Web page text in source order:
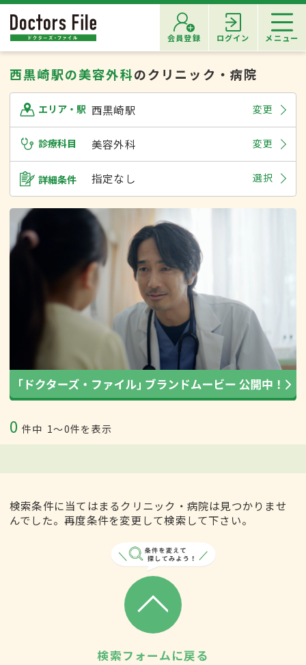
会員登録 ログイン メニュー
西黒崎駅の美容外科のクリニック・病院
エリア・駅 西黒崎駅 変更
診療科目 美容外科 変更
詳細条件 指定なし 選択
0 件中 1〜0件を表示
検索条件に当てはまるクリニック・病院は見つかりませ
んでした。再度条件を変更して検索して下さい。
検索フォームに戻る